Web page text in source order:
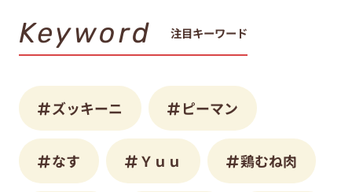
Keyword 注目キーワード
ズッキーニ ピーマン
なす Ｙｕｕ 鶏むね肉